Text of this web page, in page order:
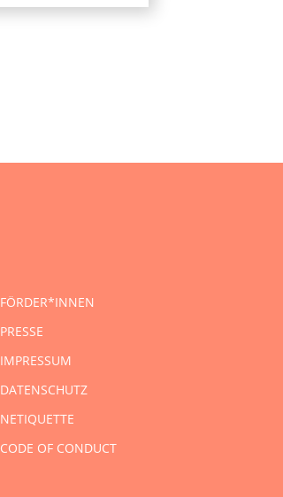
FÖRDER*INNEN
PRESSE
IMPRESSUM
DATENSCHUTZ
NETIQUETTE
CODE OF CONDUCT